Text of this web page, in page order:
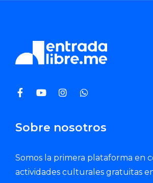
Sobre nosotros
Somos la primera plataforma en
actividades culturales gratuitas